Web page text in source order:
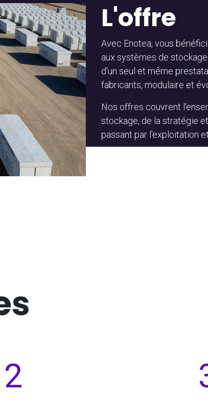
L'offre
Avec Enotea, vous
aux systèmes de
d'un seul et même
fabricants, modulaire et
Nos offres couvrent
stockage, de la stratégie
passant par l'exploitation
2